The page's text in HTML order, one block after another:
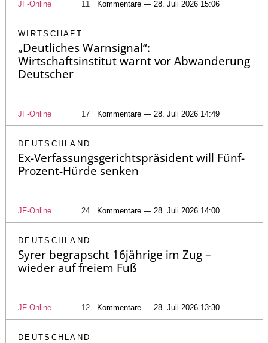
JF-Online 11 Kommentare — 28. Juli 2026 15:06
WIRTSCHAFT
„Deutliches Warnsignal“:
Wirtschaftsinstitut warnt vor Abwanderung
Deutscher
JF-Online 17 Kommentare — 28. Juli 2026 14:49
DEUTSCHLAND
Ex-Verfassungsgerichtspräsident will Fünf-
Prozent-Hürde senken
JF-Online 24 Kommentare — 28. Juli 2026 14:00
DEUTSCHLAND
Syrer begrapscht 16jährige im Zug –
wieder auf freiem Fuß
JF-Online 12 Kommentare — 28. Juli 2026 13:30
DEUTSCHLAND